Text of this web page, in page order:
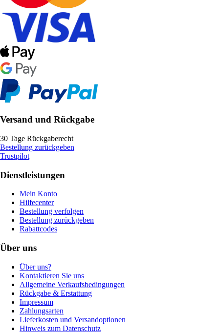
Versand und Rückgabe
30 Tage Rückgaberecht
Bestellung zurückgeben
Trustpilot
Dienstleistungen
Mein Konto
Hilfecenter
Bestellung verfolgen
Bestellung zurückgeben
Rabattcodes
Über uns
Über uns?
Kontaktieren Sie uns
Allgemeine Verkaufsbedingungen
Rückgabe & Erstattung
Impressum
Zahlungsarten
Lieferkosten und Versandoptionen
Hinweis zum Datenschutz